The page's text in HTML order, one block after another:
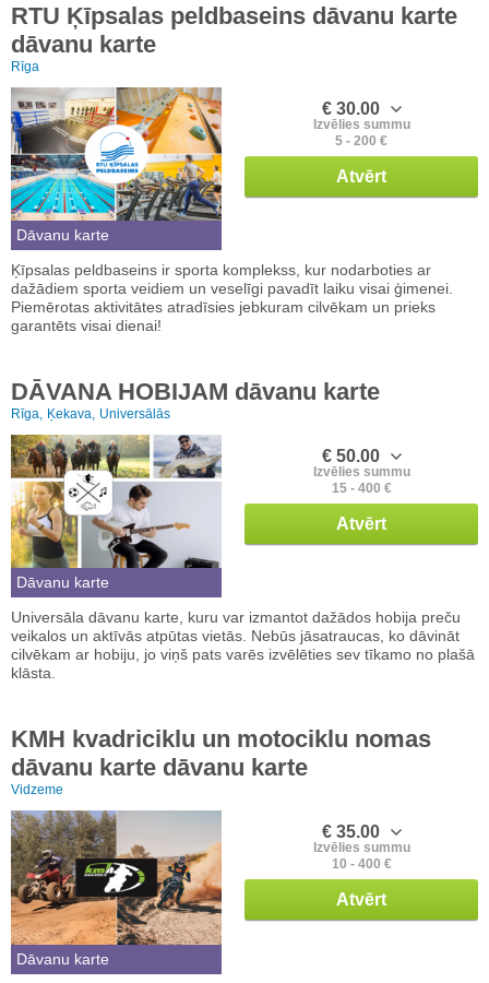
RTU Ķīpsalas peldbaseins dāvanu karte
dāvanu karte
Rīga
Dāvanu karte
€ 30.00
Izvēlies summu
5 - 200 €
Atvērt
Ķīpsalas peldbaseins ir sporta komplekss, kur nodarboties ar
dažādiem sporta veidiem un veselīgi pavadīt laiku visai ģimenei.
Piemērotas aktivitātes atradīsies jebkuram cilvēkam un prieks
garantēts visai dienai!
DĀVANA HOBIJAM dāvanu karte
Rīga, Ķekava, Universālās
Dāvanu karte
€ 50.00
Izvēlies summu
15 - 400 €
Atvērt
Universāla dāvanu karte, kuru var izmantot dažādos hobija preču
veikalos un aktīvās atpūtas vietās. Nebūs jāsatraucas, ko dāvināt
cilvēkam ar hobiju, jo viņš pats varēs izvēlēties sev tīkamo no plašā
klāsta.
KMH kvadriciklu un motociklu nomas
dāvanu karte dāvanu karte
Vidzeme
Dāvanu karte
€ 35.00
Izvēlies summu
10 - 400 €
Atvērt